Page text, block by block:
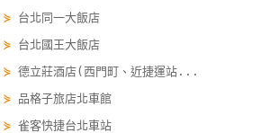
員
帳
戶
⋟ 台北同一大飯店
⋟ 台北國王大飯店
⋟德立莊酒店(西門町、近捷運站...
⋟ 品格子旅店北車館
⋟雀客快捷台北車站